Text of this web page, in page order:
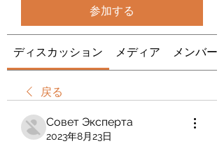
参加する
ディスカッション メディア メンバー
戻る
Совет Эксперта
2023年8月23日